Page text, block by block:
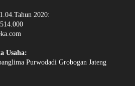
2020:
Usaha:
Purwodadi Grobogan Jateng